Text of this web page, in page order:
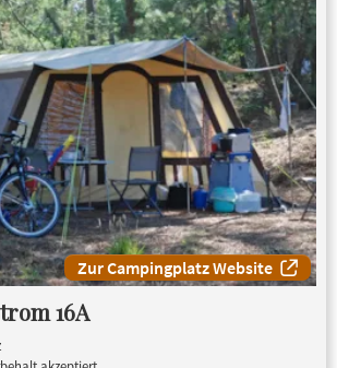
Zur Campingplatz Website
16A